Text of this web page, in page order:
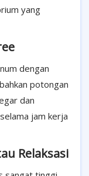
yang
dengan
potongan
dan
jam kerja
Relaksasi